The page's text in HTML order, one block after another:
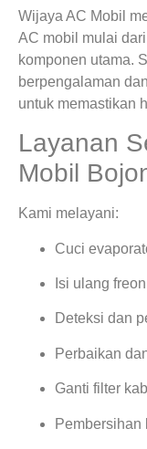
Wijaya AC Mobil
AC mobil mulai
komponen utama.
berpengalaman
untuk memastikan
Layanan
Mobil
Kami melayani:
Cuci
Isi ulang
Deteksi dan
Perbaikan
Ganti filter
Pembersihan